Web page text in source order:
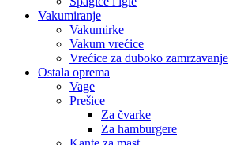
Vakumiranje
Vakumirke
Vakum vrećice
Vrećice za duboko zamrzavanje
Ostala oprema
Vage
Prešice
Za čvarke
Za hamburgere